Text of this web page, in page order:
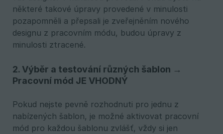
některé takové úpravy provedené v minulosti
pozapomněli a přepsali je zveřejněním nového
designu z pracovním módu, budou úpravy z
minulosti ztracené.
2. Výběr a testování různých šablon →
Pracovní mód JE VHODNÝ
Pokud nejste pevně rozhodnuti pro jednu z
nabízených šablon, je možné aktivovat pracovní
mód pro každou šablonu zvlášť, vždy si jen